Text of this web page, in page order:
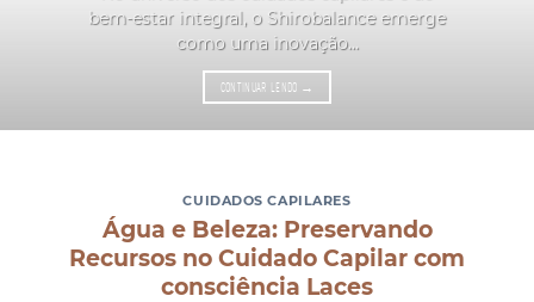
bem-estar integral, o Shirobalance emerge
como uma inovação...
CONTINUAR LENDO →
CUIDADOS CAPILARES
Água e Beleza: Preservando
Recursos no Cuidado Capilar com
consciência Laces